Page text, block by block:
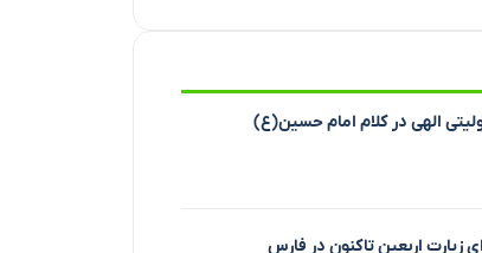
الهی در کلام امام حسین(ع)